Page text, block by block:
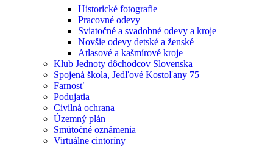
Historické fotografie
Pracovné odevy
Sviatočné a svadobné odevy a kroje
Novšie odevy detské a ženské
Atlasové a kašmírové kroje
Klub Jednoty dôchodcov Slovenska
Spojená škola, Jedľové Kostoľany 75
Farnosť
Podujatia
Civilná ochrana
Územný plán
Smútočné oznámenia
Virtuálne cintoríny